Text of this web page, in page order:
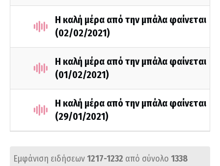
Η καλή μέρα από την μπάλα φαίνεται
(02/02/2021)
Η καλή μέρα από την μπάλα φαίνεται
(01/02/2021)
Η καλή μέρα από την μπάλα φαίνεται
(29/01/2021)
Εμφάνιση ειδήσεων1217-1232 από σύνολο 1338